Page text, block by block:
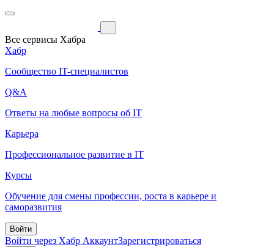
Все сервисы Хабра
Хабр
Сообщество IT-специалистов
Q&A
Ответы на любые вопросы об IT
Карьера
Профессиональное развитие в IT
Курсы
Обучение для смены профессии, роста в карьере и
саморазвития
Войти
Войти через Хабр АккаунтЗарегистрироваться